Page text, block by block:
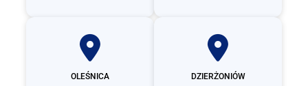
OLEŚNICA DZIERŻONIÓW